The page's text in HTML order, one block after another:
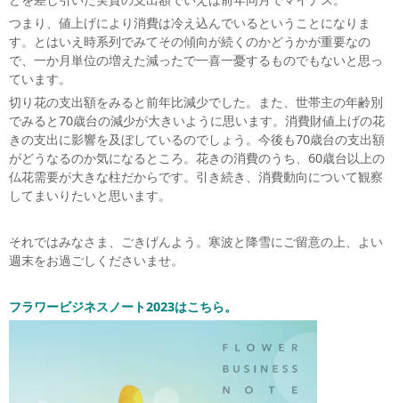
つまり、値上げにより消費は冷え込んでいるということになりま
す。とはいえ時系列でみてその傾向が続くのかどうかが重要なの
で、一か月単位の増えた減ったで一喜一憂するものでもないと思っ
ています。
切り花の支出額をみると前年比減少でした。また、世帯主の年齢別
でみると70歳台の減少が大きいように思います。消費財値上げの花
きの支出に影響を及ぼしているのでしょう。今後も70歳台の支出額
がどうなるのか気になるところ。花きの消費のうち、60歳台以上の
仏花需要が大きな柱だからです。引き続き、消費動向について観察
してまいりたいと思います。
それではみなさま、ごきげんよう。寒波と降雪にご留意の上、よい
週末をお過ごしくださいませ。
フラワービジネスノート2023はこちら。